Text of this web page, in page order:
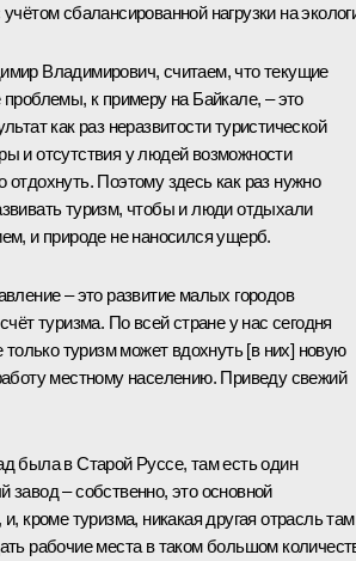
сбалансированной нагрузки на
Владимирович, считаем, что текущие
проблемы, к примеру на Байкале, – это
как раз неразвитости туристической
и отсутствия у людей возможности
отдохнуть. Поэтому здесь как раз нужно
туризм, чтобы и люди отдыхали
и природе не наносился ущерб.
– это развитие малых городов
туризма. По всей стране у нас сегодня
только туризм может вдохнуть [в них] новую
местному населению. Приведу свежий
была в Старой Руссе, там есть один
завод – собственно, это основной
кроме туризма, никакая другая отрасль там
рабочие места в таком большом